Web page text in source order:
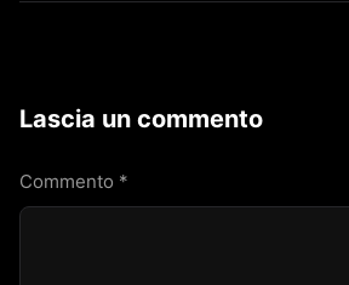
Lascia un commento
Commento *